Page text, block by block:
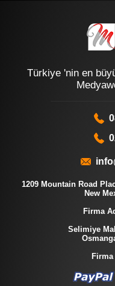
Türkiye 'nin en
1209 Mountain Road
New
Firma
Selimiye
Firma